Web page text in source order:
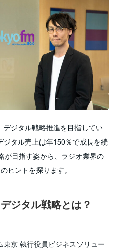
デジタル戦略推進を目指してい
ジタル売上は年150％で成長を続
が目指す姿から、ラジオ業界の
ヒントを探ります。
ジタル戦略とは？
京 執行役員ビジネスソリュー